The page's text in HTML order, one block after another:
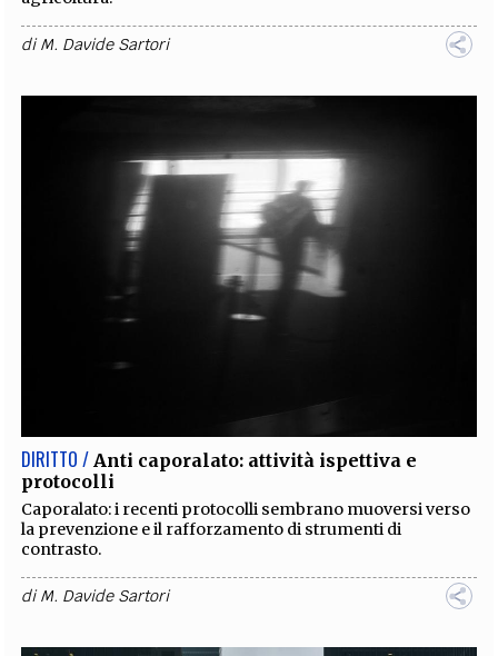
diM. Davide Sartori
DIRITTO / Anti caporalato: attività ispettiva e
protocolli
Caporalato: i recenti protocolli sembrano muoversi verso
la prevenzione e il rafforzamento di strumenti di
contrasto.
diM. Davide Sartori